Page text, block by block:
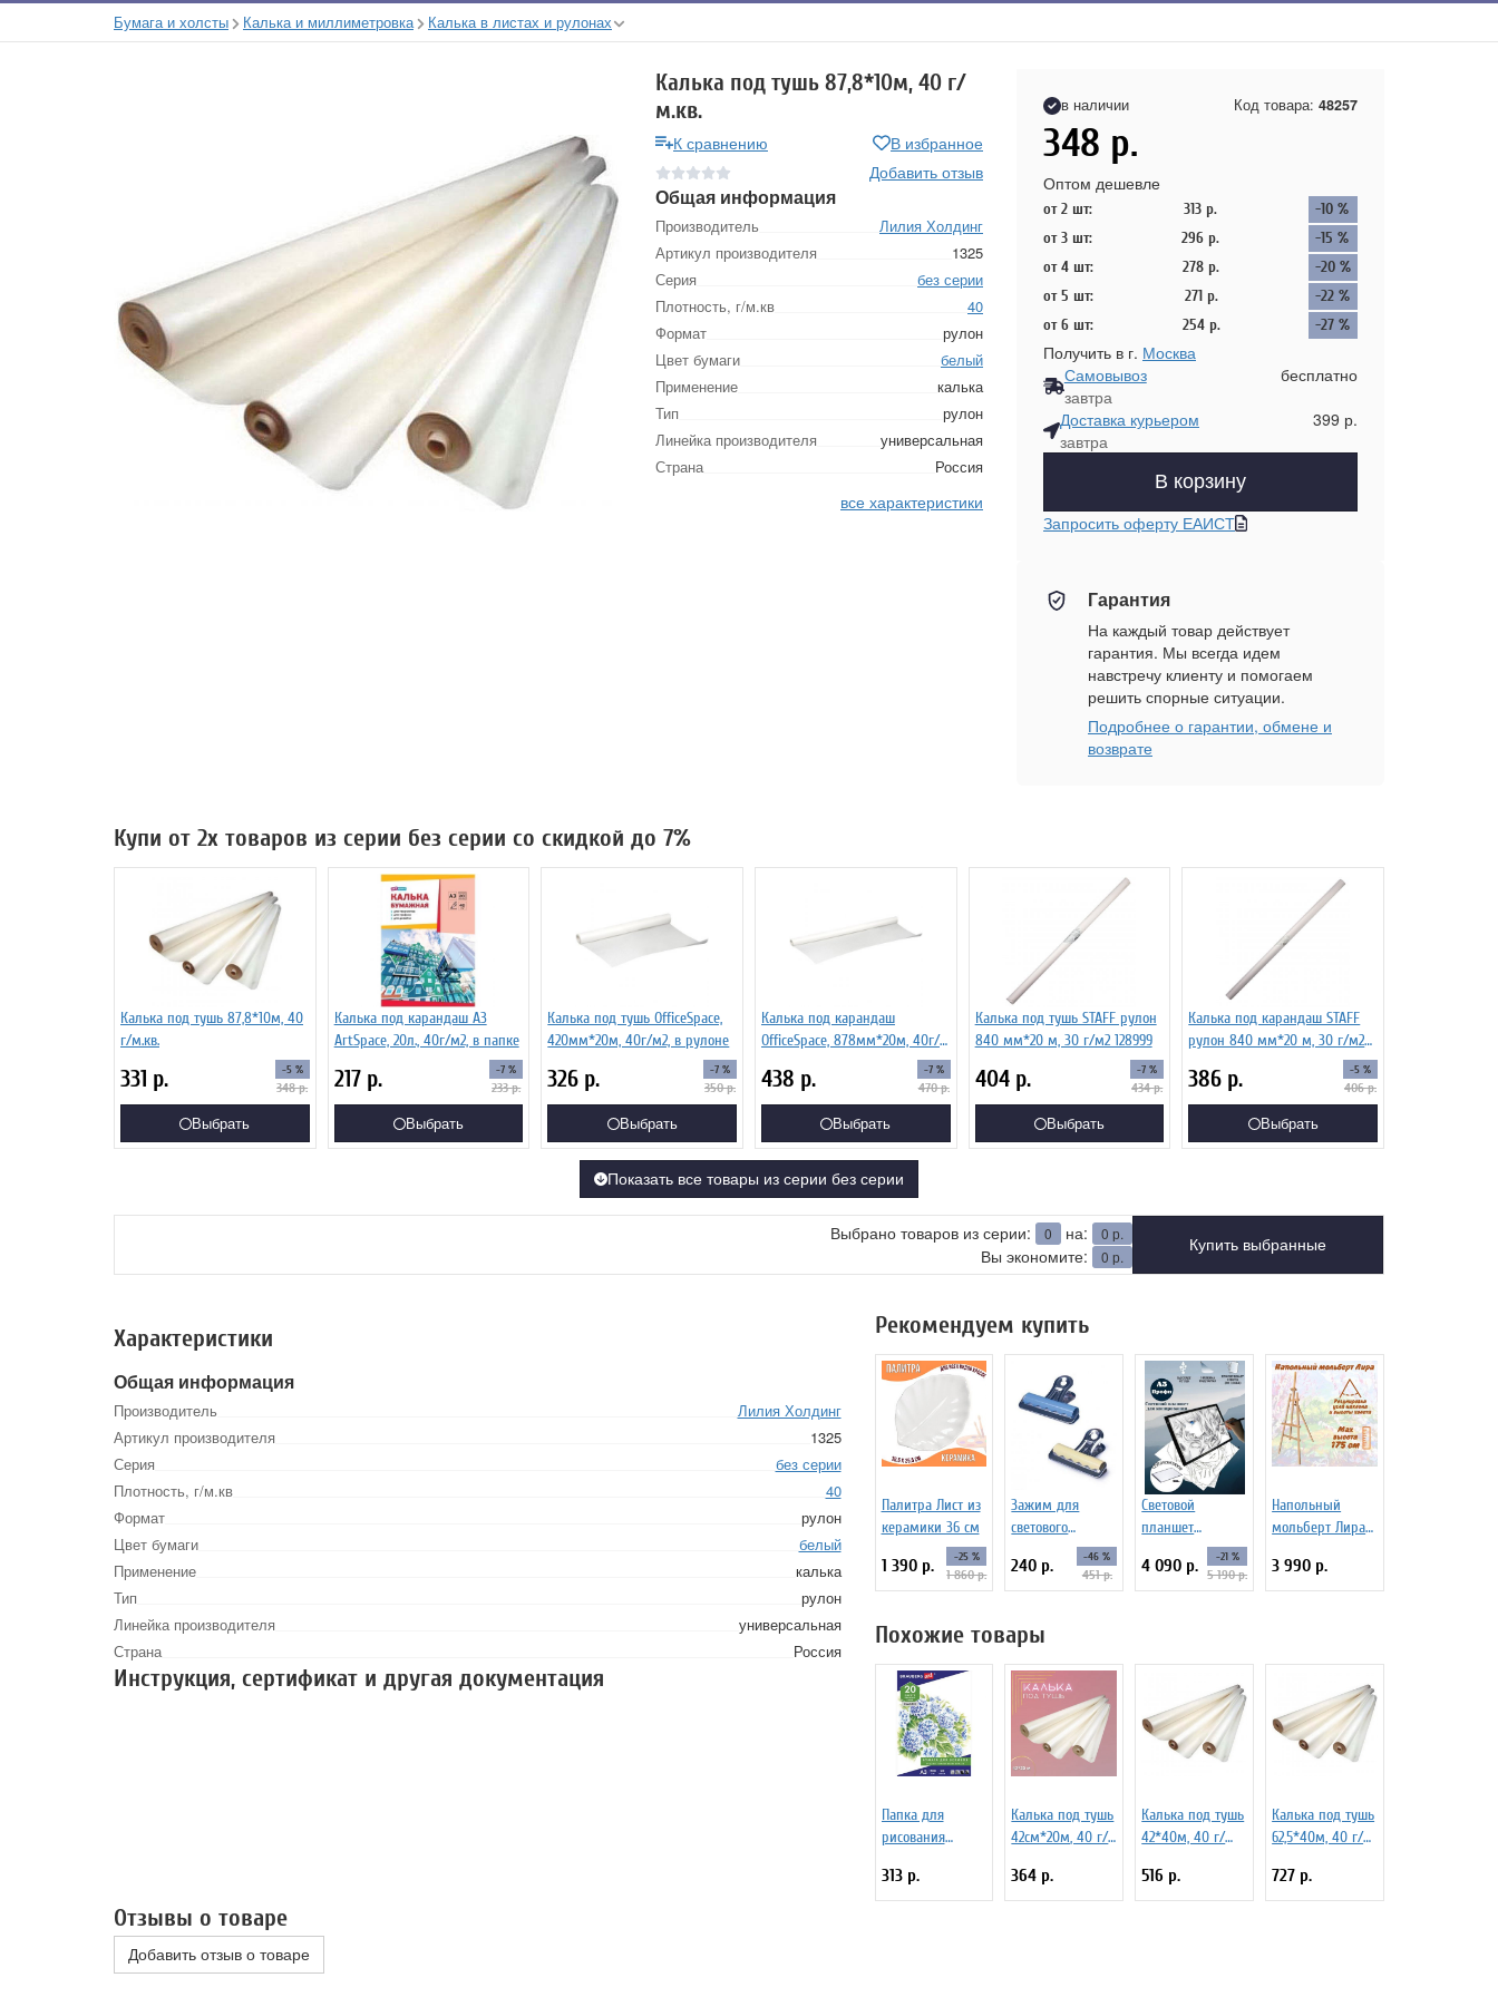
Бумага и холсты Калька и миллиметровка Калька в листах и рулонах
Калька под тушь 87,8*10м, 40 г/
м.кв.
К сравнению
В избранное
Добавить отзыв
Общая информация
Производитель
Лилия Холдинг
Артикул производителя
1325
Серия
без серии
Плотность, г/м.кв
40
Формат
рулон
Цвет бумаги
белый
Применение
калька
Тип
рулон
Линейка производителя
универсальная
Страна
Россия
все характеристики
в наличии Код товара: 48257
348 р.
Оптом дешевле
от 2 шт: 313 р.
-10 %
от 3 шт:
296 р.
-15 %
от 4 шт:
278 р.
-20 %
от 5 шт:
271 р.
-22 %
от 6 шт:
254 р. -27 %
Получить в г. Москва
Самовывоз
завтра
бесплатно
Доставка курьером
завтра
399 р.
В корзину
Запросить оферту ЕАИСТ
Гарантия
На каждый товар действует
гарантия. Мы всегда идем
навстречу клиенту и помогаем
решить спорные ситуации.
Подробнее о гарантии, обмене и
возврате
Купи от 2х товаров из серии без серии со скидкой до 7%
Калька под тушь 87,8*10м, 40
г/м.кв.
331 р. -5 %
348р.
Выбрать
Калька под карандаш А3
ArtSpace, 20л., 40г/м2, в папке
217 р. -7 %
233р.
Выбрать
Калька под тушь OfficeSpace,
420мм*20м, 40г/м2, в рулоне
326 р. -7 %
350р.
Выбрать
Калька под карандаш
OfficeSpace, 878мм*20м, 40г/
438 р. -7 %
470р.
Выбрать
Калька под тушь STAFF рулон
840 мм*20 м, 30 г/м2 128999
404 р. -7 %
434р.
Выбрать
Калька под карандаш STAFF
рулон 840 мм*20 м, 30 г/м2
386 р. -5 %
406р.
Выбрать
Показать все товары из серии без серии
Выбрано товаров из серии: 0 на: 0 р.
Вы экономите: 0 р.
Купить выбранные
Характеристики
Общая информация
Производитель
Лилия Холдинг
Артикул производителя
1325
Серия
без серии
Плотность, г/м.кв
40
Формат
рулон
Цвет бумаги
белый
Применение
калька
Тип
рулон
Линейка производителя
универсальная
Страна
Россия
Инструкция, сертификат и другая документация
Рекомендуем купить
Палитра Лист из
керамики 36 см
1 390 р. -25 %
1 860 р.
Зажим для
светового
планшета 2
штуки
240 р. -46 %
451 р.
Световой
планшет
ArtPinOk А3
"Профи" LED
Light Pad
4 090 р. -21 %
5 190 р.
Напольный
мольберт Лира
3 990 р.
Похожие товары
Папка для
рисования
листов, 297х420
мм 129224
313 р.
Калька под тушь
42см*20м, 40 г/
364 р.
Калька под тушь
42*40м, 40 г/
516 р.
Калька под тушь
62,5*40м, 40 г/
727 р.
Отзывы о товаре
Добавить отзыв о товаре